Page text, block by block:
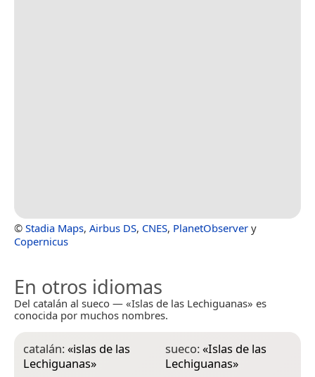
© Stadia Maps, Airbus DS, CNES, PlanetObserver y
Copernicus
En otros idiomas
Del catalán al sueco — «Islas de las Lechiguanas» es
conocida por muchos nombres.
catalán:«islas de las
Lechiguanas»
sueco:«Islas de las
Lechiguanas»